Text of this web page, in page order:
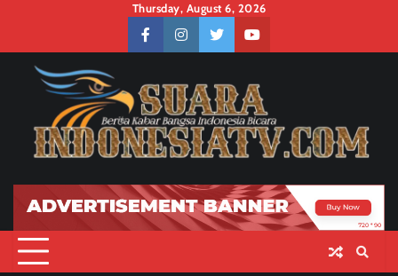
content
Thursday, August 6, 2026
facebookinstagramtwitteryoutube